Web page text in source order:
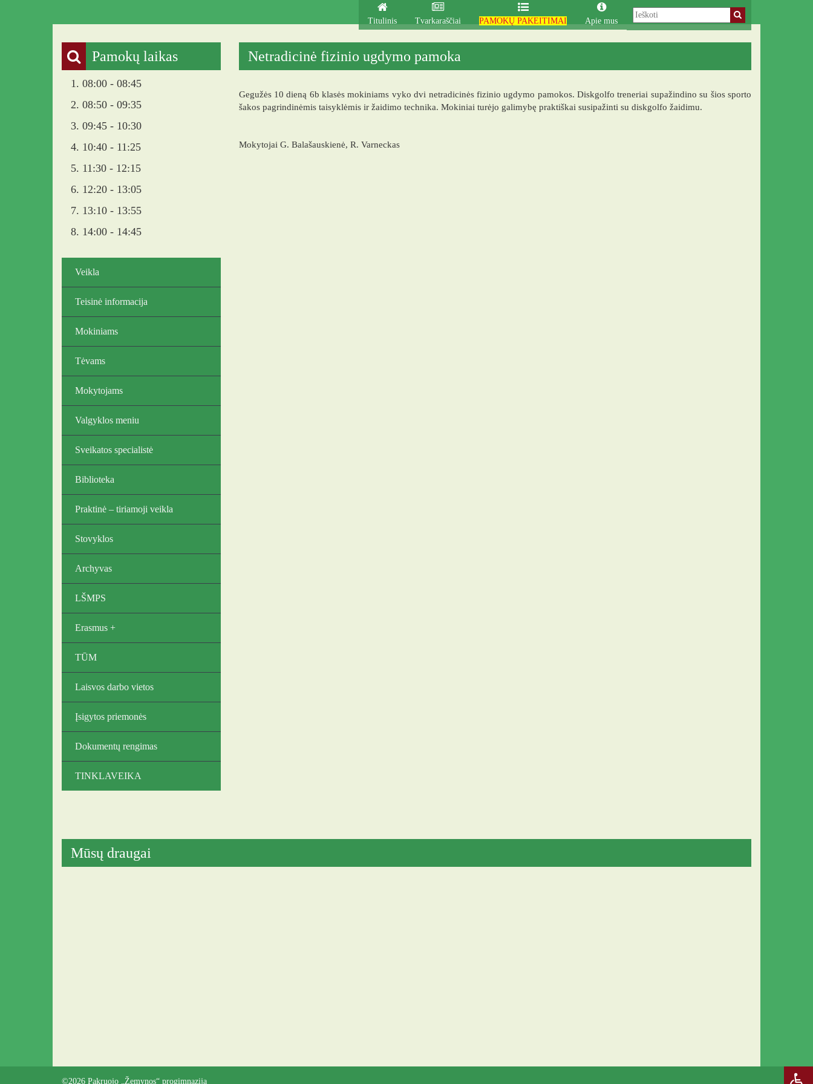
Titulinis Tvarkaraščiai PAMOKŲ PAKEITIMAI Apie mus
Pamokų laikas
1. 08:00 - 08:45
2. 08:50 - 09:35
3. 09:45 - 10:30
4. 10:40 - 11:25
5. 11:30 - 12:15
6. 12:20 - 13:05
7. 13:10 - 13:55
8. 14:00 - 14:45
Veikla
Teisinė informacija
Mokiniams
Tėvams
Mokytojams
Valgyklos meniu
Sveikatos specialistė
Biblioteka
Praktinė – tiriamoji veikla
Stovyklos
Archyvas
LŠMPS
Erasmus +
TŪM
Laisvos darbo vietos
Įsigytos priemonės
Dokumentų rengimas
TINKLAVEIKA
Netradicinė fizinio ugdymo pamoka
Gegužės 10 dieną 6b klasės mokiniams vyko dvi netradicinės fizinio ugdymo pamokos. Diskgolfo treneriai supažindino su šios sporto
šakos pagrindinėmis taisyklėmis ir žaidimo technika. Mokiniai turėjo galimybę praktiškai susipažinti su diskgolfo žaidimu.
Mokytojai G. Balašauskienė, R. Varneckas
Mūsų draugai
©2026 Pakruojo „Žemynos“ progimnazija